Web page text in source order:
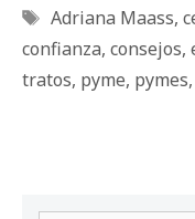
Etiquetas
Adriana Maass,
confianza, consejos,
tratos, pyme, pymes,